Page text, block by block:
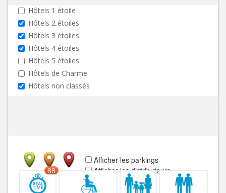
Hôtels 1 étoile
Hôtels 2 étoiles
Hôtels 3 étoiles
Hôtels 4 étoiles
Hôtels 5 étoiles
Hôtels de Charme
Hôtels non classés
Afficher les parkings
Afficher les distributeurs
Ouvert 88